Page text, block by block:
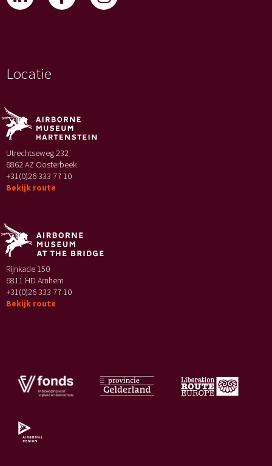
Locatie
Utrechtseweg 232
6862 AZ Oosterbeek
+31(0)26 333 77 10
Bekijk route
Rijnkade 150
6811 HD Arnhem
+31(0)26 333 77 10
Bekijk route